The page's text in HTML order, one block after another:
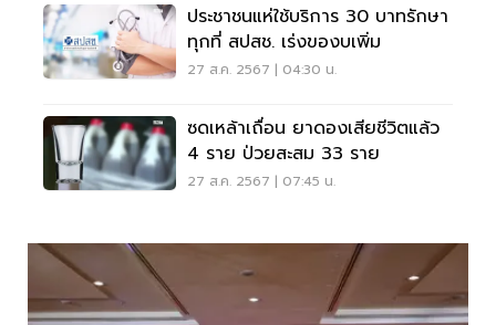
ประชาชนแห่ใช้บริการ 30 บาทรักษา
ทุกที่ สปสช. เร่งของบเพิ่ม
27 ส.ค. 2567 | 04:30 น.
ซดเหล้าเถื่อน ยาดองเสียชีวิตแล้ว
4 ราย ป่วยสะสม 33 ราย
27 ส.ค. 2567 | 07:45 น.